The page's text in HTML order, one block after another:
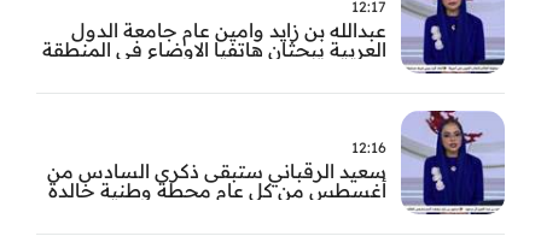
12:17
عبدالله بن زايد وامين عام جامعة الدول
العربية يبحثان هاتفيا الاوضاع في المنطقة
12:16
سعيد الرقباني ستبقى ذكرى السادس من
أغسطس من كل عام محطة وطنية خالدة
الوالد المؤسس